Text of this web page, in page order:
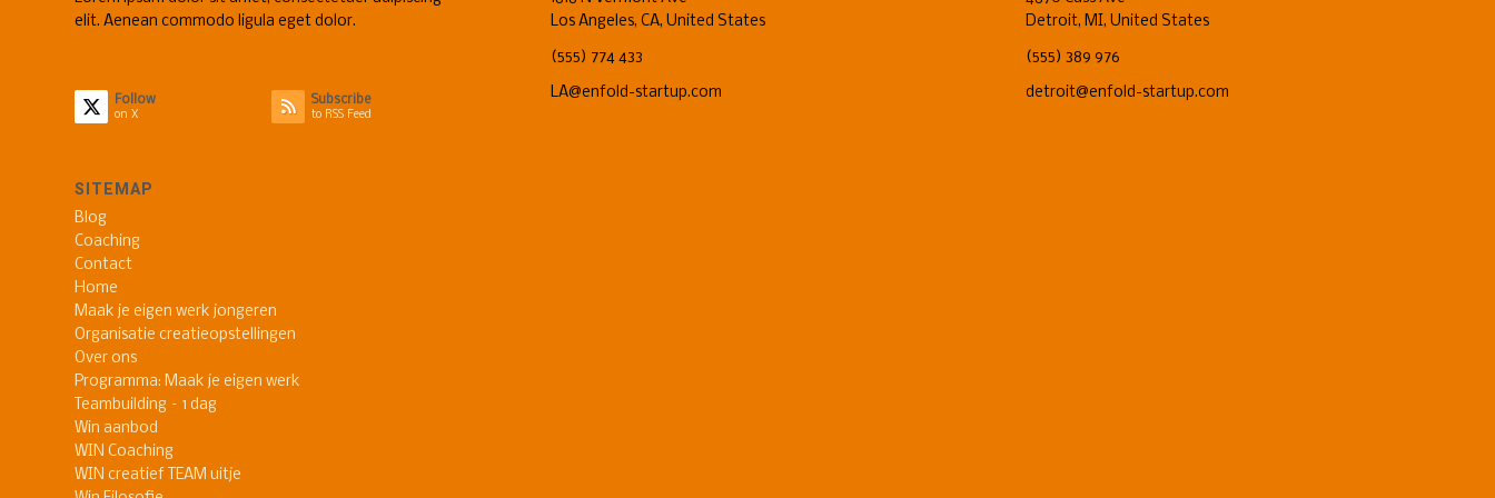
elit. Aenean commodo ligula eget dolor.
Follow
on X
Subscribe
to RSS Feed
SITEMAP
Blog
Coaching
Contact
Home
Maak je eigen werk jongeren
Organisatie creatieopstellingen
Over ons
Programma: Maak je eigen werk
Teambuilding – 1 dag
Win aanbod
WIN Coaching
WIN creatief TEAM uitje
Los Angeles, CA, United States
(555) 774 433
LA@enfold-startup.com
Detroit, MI, United States
(555) 389 976
detroit@enfold-startup.com